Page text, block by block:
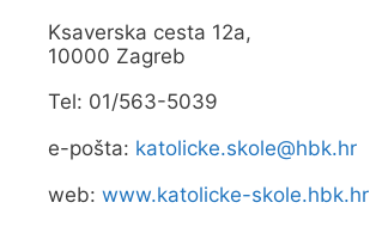
Ksaverska cesta 12a,
10000 Zagreb
Tel: 01/563-5039
e-pošta: katolicke.skole@hbk.hr
web: www.katolicke-skole.hbk.hr